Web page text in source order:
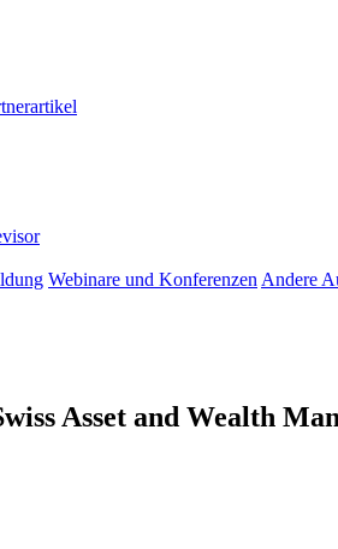
Webinare und Konferenzen Andere
Asset and Wealth